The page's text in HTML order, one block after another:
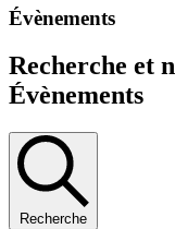
Évènements
Recherche et
Évènements
Recherche